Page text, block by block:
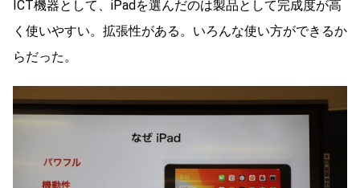
ICT機器として、iPadを選んだのは製品として完成度が高
く使いやすい。拡張性がある。いろんな使い方ができるか
らだった。